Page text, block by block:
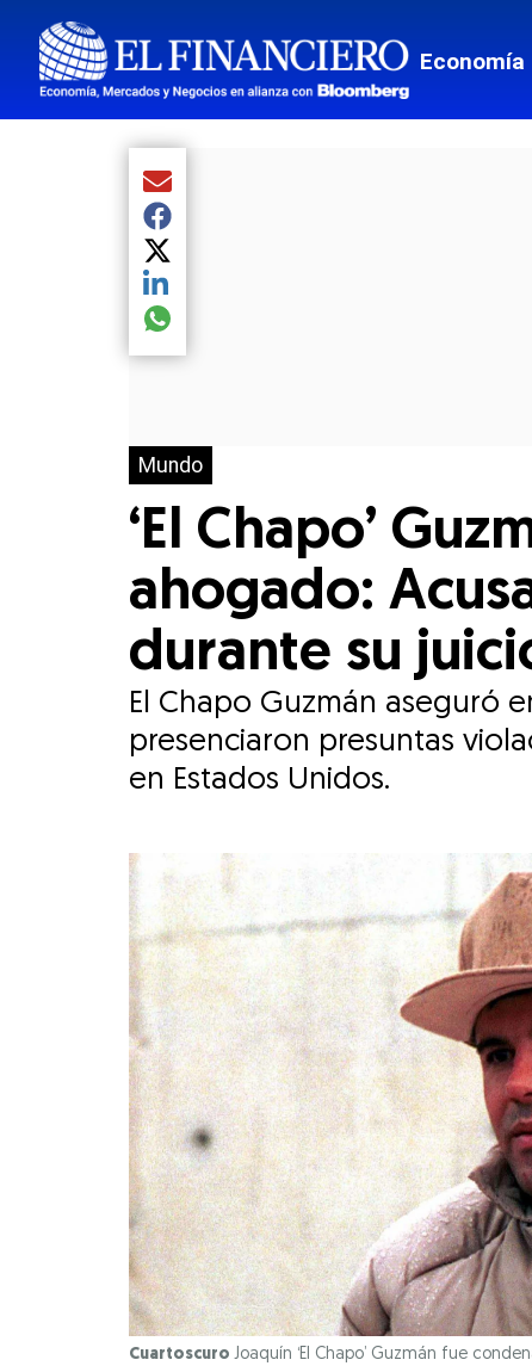
Economía
Mundo
‘El Chapo’
ahogado:
durante su
El Chapo Guzmán aseguró
presenciaron presuntas
en Estados Unidos.
Compartir el artículo actual mediante Email
Compartir el artículo actual mediante Facebook
Compartir el artículo actual mediante Twitter
Compartir el artículo actual mediante LinkedIn
Compartir el artículo actual mediante
Cuartoscuro Joaquín ‘El Chapo’ Guzmán fue